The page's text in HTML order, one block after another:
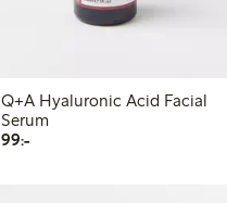
Q+A Hyaluronic Acid Facial
Serum
99:-99,00 kr